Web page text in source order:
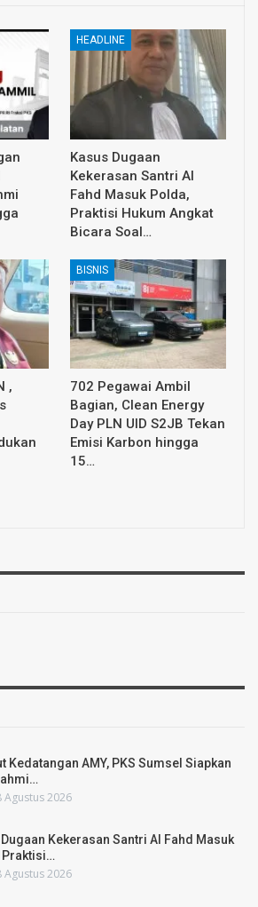
HEADLINE
Kasus Dugaan
Kekerasan Santri Al
Fahd Masuk Polda,
Praktisi Hukum Angkat
Bicara Soal…
,
BISNIS
702 Pegawai Ambil
Bagian, Clean Energy
Day PLN UID S2JB Tekan
Emisi Karbon hingga
15…
Kedatangan AMY, PKS Sumsel Siapkan
Agustus 2026
Kekerasan Santri Al Fahd Masuk
Praktisi…
Agustus 2026